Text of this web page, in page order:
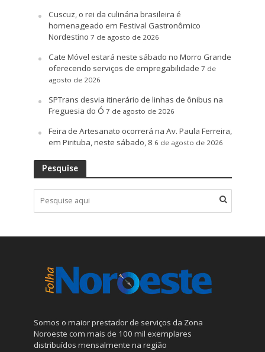
Cuscuz, o rei da culinária brasileira é
homenageado em Festival Gastronômico
Nordestino 7 de agosto de 2026
Cate Móvel estará neste sábado no Morro Grande
oferecendo serviços de empregabilidade 7 de
agosto de 2026
SPTrans desvia itinerário de linhas de ônibus na
Freguesia do Ó 7 de agosto de 2026
Feira de Artesanato ocorrerá na Av. Paula Ferreira,
em Pirituba, neste sábado, 8 6 de agosto de 2026
Pesquise
Somos o maior prestador de serviços da Zona
Noroeste com mais de 100 mil exemplares
distribuídos mensalmente na região